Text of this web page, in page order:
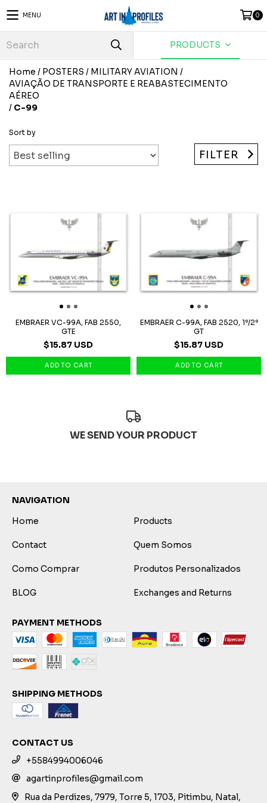
MENU 0
PRODUCTS
Home / POSTERS / MILITARY AVIATION /
AVIAÇÃO DE TRANSPORTE E REABASTECIMENTO
AÉREO
/ C-99
Sort by
FILTER
EMBRAER VC-99A, FAB 2550,
GTE
$15.87 USD
EMBRAER C-99A, FAB 2520, 1º/2º
GT
$15.87 USD
WE SEND YOUR PRODUCT
NAVIGATION
Home
Products
Contact Quem Somos
Como Comprar Produtos Personalizados
BLOG Exchanges and Returns
PAYMENT METHODS
SHIPPING METHODS
CONTACT US
+5584994006046
agartinprofiles@gmail.com
Rua da Perdizes, 7979, Torre 5, 1703, Pitimbu, Natal,